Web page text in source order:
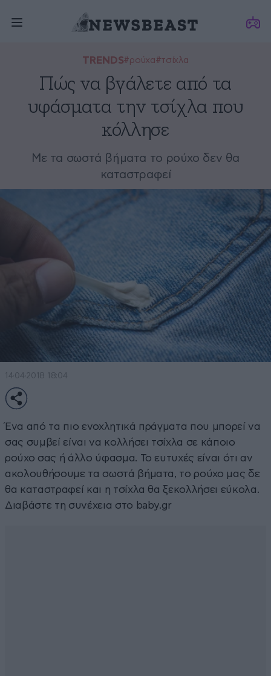
TRENDS#ρούχα#τσίχλα
Πώς να βγάλετε από τα
υφάσματα την τσίχλα που
κόλλησε
Με τα σωστά βήματα το ρούχο δεν θα
καταστραφεί
14·04·2018 18:04
Ένα από τα πιο ενοχλητικά πράγματα που μπορεί να
σας συμβεί είναι να κολλήσει τσίχλα σε κάποιο
ρούχο σας ή άλλο ύφασμα. Το ευτυχές είναι ότι αν
ακολουθήσουμε τα σωστά βήματα, το ρούχο μας δε
θα καταστραφεί και η τσίχλα θα ξεκολλήσει εύκολα.
Διαβάστε τη συνέχεια στο baby.gr